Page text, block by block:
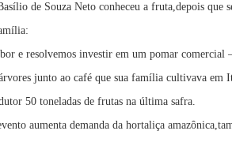
de Souza Neto conheceu a fruta,depois que
e resolvemos investir em um pomar comercial
junto ao café que sua família cultivava em
50 toneladas de frutas na última safra.
aumenta demanda da hortaliça